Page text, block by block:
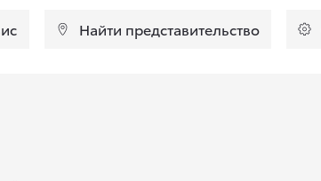
Найти представительство